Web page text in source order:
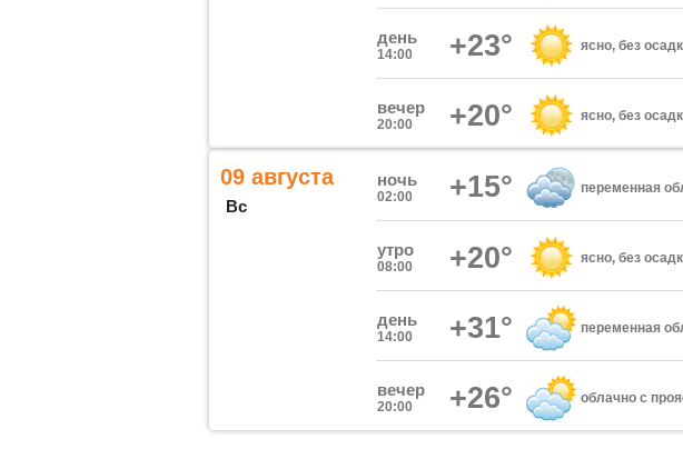
день
14:00 +23° ясно, без
вечер
20:00 +20° ясно, без
09 августа
Вс
ночь
02:00 +15° переменная
утро
08:00 +20° ясно, без
день
14:00 +31° переменная
вечер
20:00 +26° облачно с